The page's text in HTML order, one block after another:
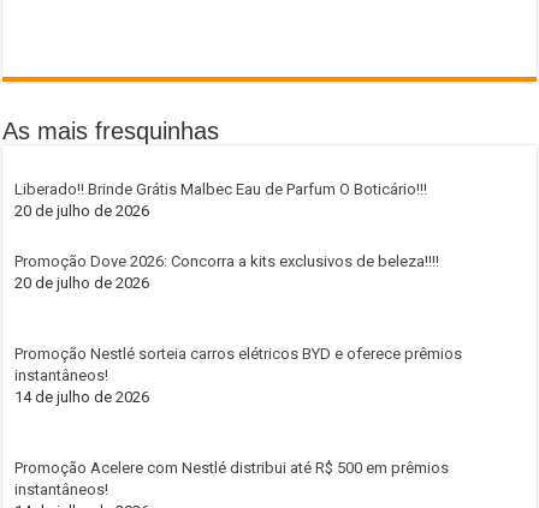
As mais fresquinhas
Liberado!! Brinde Grátis Malbec Eau de Parfum O Boticário!!!
20 de julho de 2026
Promoção Dove 2026: Concorra a kits exclusivos de beleza!!!!
20 de julho de 2026
Promoção Nestlé sorteia carros elétricos BYD e oferece prêmios
instantâneos!
14 de julho de 2026
Promoção Acelere com Nestlé distribui até R$ 500 em prêmios
instantâneos!